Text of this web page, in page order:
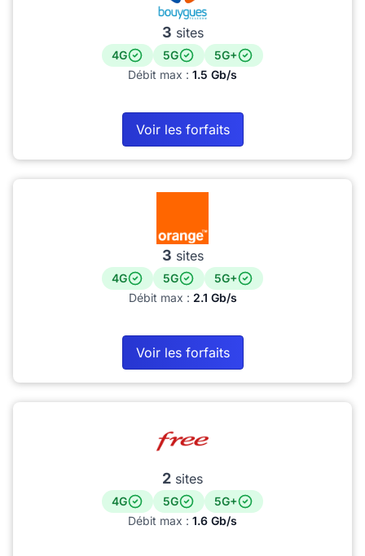
3 sites
4G 5G
5G+
Débit max : 1.5 Gb/s
Voir les forfaits
3 sites
4G 5G
5G+
Débit max : 2.1 Gb/s
Voir les forfaits
2 sites
4G 5G
5G+
Débit max : 1.6 Gb/s